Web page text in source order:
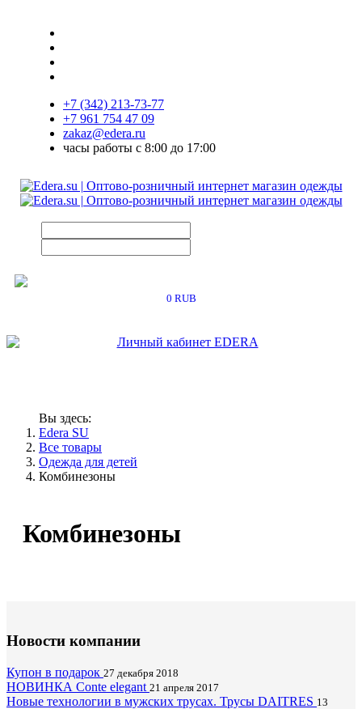
+7 (342) 213-73-77
+7 961 754 47 09
zakaz@edera.ru
часы работы с 8:00 до 17:00
0 RUB
Вы здесь:
Edera SU
Все товары
Одежда для детей
Комбинезоны
Комбинезоны
Новости компании
Купон в подарок 27 декабря 2018
НОВИНКА Conte elegant 21 апреля 2017
Новые технологии в мужских трусах. Трусы DAITRES 13